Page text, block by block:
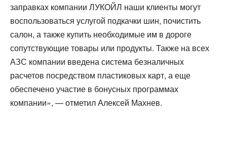
заправках компании ЛУКОЙЛ наши клиенты могут
воспользоваться услугой подкачки шин, почистить
салон, а также купить необходимые им в дороге
сопутствующие товары или продукты. Также на всех
АЗС компании введена система безналичных
расчетов посредством пластиковых карт, а еще
обеспечено участие в бонусных программах
компании», — отметил Алексей Махнев.